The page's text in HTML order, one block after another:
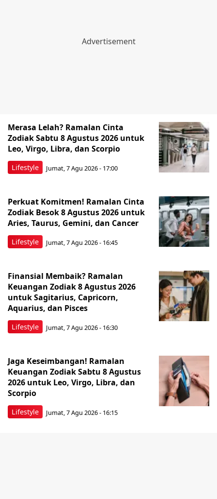
Lifestyle
Merasa Lelah? Ramalan Cinta
Zodiak Sabtu 8 Agustus 2026 untuk
Leo, Virgo, Libra, dan Scorpio
Jumat, 7 Agu 2026 - 17:00
Lifestyle
Perkuat Komitmen! Ramalan Cinta
Zodiak Besok 8 Agustus 2026 untuk
Aries, Taurus, Gemini, dan Cancer
Jumat, 7 Agu 2026 - 16:45
Lifestyle
Finansial Membaik? Ramalan
Keuangan Zodiak 8 Agustus 2026
untuk Sagitarius, Capricorn,
Aquarius, dan Pisces
Jumat, 7 Agu 2026 - 16:30
Lifestyle
Jaga Keseimbangan! Ramalan
Keuangan Zodiak Sabtu 8 Agustus
2026 untuk Leo, Virgo, Libra, dan
Scorpio
Jumat, 7 Agu 2026 - 16:15